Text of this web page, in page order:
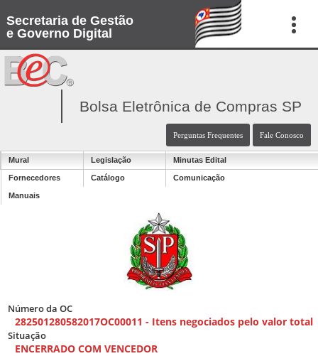
Secretaria de Gestão
e Governo Digital
Bolsa Eletrônica de Compras SP
Perguntas Frequentes Fale Conosco
Mural Legislação Minutas Edital
Fornecedores Catálogo Comunicação
Manuais
Número da OC
282501280582017OC00011 - Itens negociados pelo valor total
Situação
ENCERRADO COM VENCEDOR